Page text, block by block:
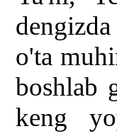
o'ta
boshlab
keng